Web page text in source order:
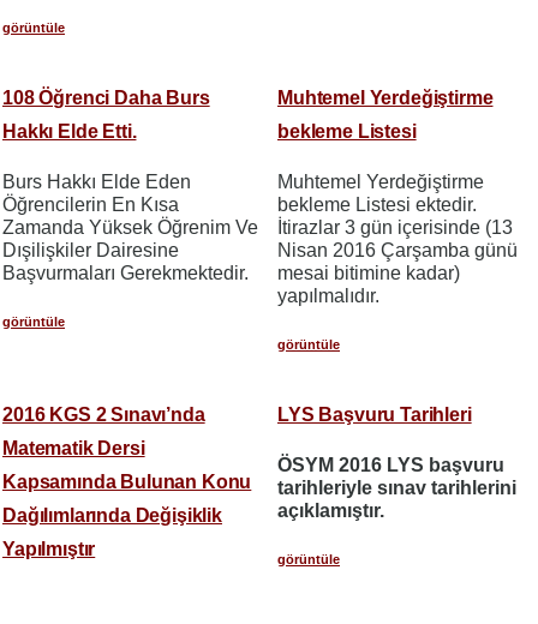
görüntüle
108 Öğrenci Daha Burs
Hakkı Elde Etti.
Burs Hakkı Elde Eden
Öğrencilerin En Kısa
Zamanda Yüksek Öğrenim Ve
Dışilişkiler Dairesine
Başvurmaları Gerekmektedir.
görüntüle
Muhtemel Yerdeğiştirme
bekleme Listesi
Muhtemel Yerdeğiştirme
bekleme Listesi ektedir.
İtirazlar 3 gün içerisinde (13
Nisan 2016 Çarşamba günü
mesai bitimine kadar)
yapılmalıdır.
görüntüle
2016 KGS 2 Sınavı’nda
Matematik Dersi
Kapsamında Bulunan Konu
Dağılımlarında Değişiklik
Yapılmıştır
LYS Başvuru Tarihleri
ÖSYM 2016 LYS başvuru
tarihleriyle sınav tarihlerini
açıklamıştır.
görüntüle